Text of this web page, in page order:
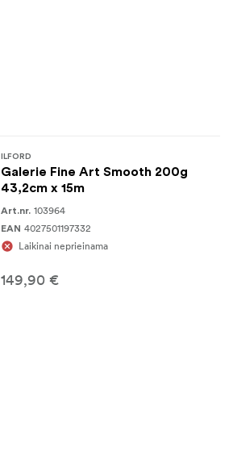
ILFORD
Galerie Fine Art Smooth 200g
43,2cm x 15m
Art.nr. 103964
EAN 4027501197332
Laikinai neprieinama
149,90 €